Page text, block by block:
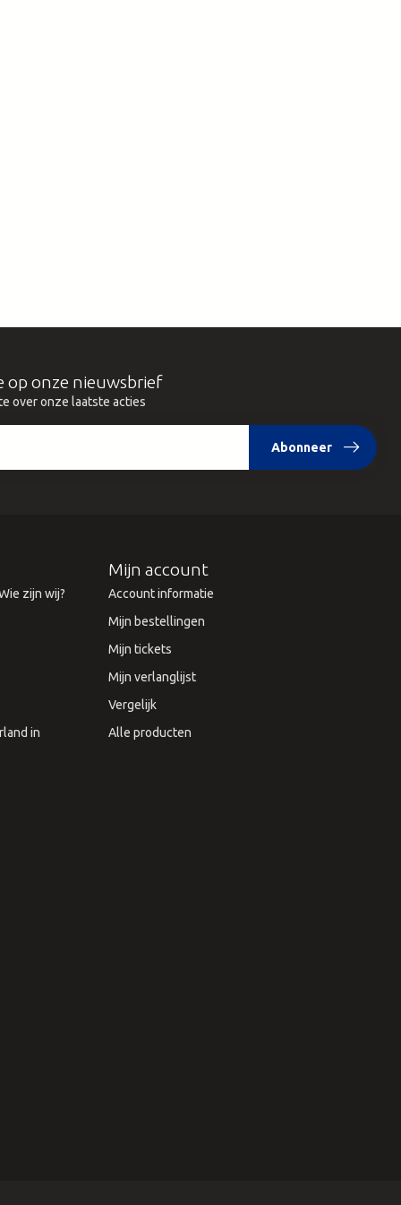
op onze nieuwsbrief
over onze laatste acties
Abonneer
zijn wij?
in
Mijn account
Account informatie
Mijn bestellingen
Mijn tickets
Mijn verlanglijst
Vergelijk
Alle producten